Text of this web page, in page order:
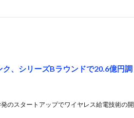
、シリーズBラウンドで20.6億円調
のスタートアップでワイヤレス給電技術の開